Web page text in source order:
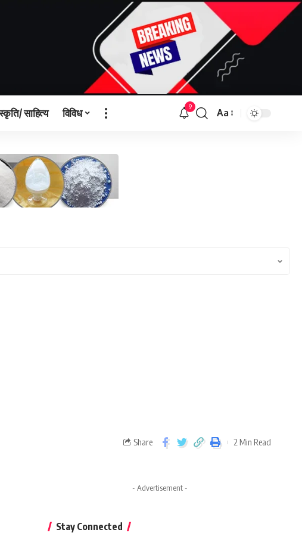
साहित्य विविध 9
Aa
Share 2 Min Read
- Advertisement -
Stay Connected